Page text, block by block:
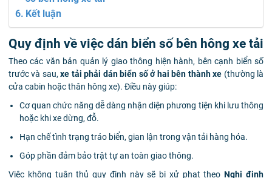
Kết luận
Quy định về việc dán biển số bên hông xe tải
Theo các văn bản quản lý giao thông hiện hành, bên cạnh biển số
trước và sau,xe tải phải dán biển số ở hai bên thành xe (thường là
cửa cabin hoặc thân hông xe). Điều này giúp:
Cơ quan chức năng dễ dàng nhận diện phương tiện khi lưu thông
hoặc khi xe dừng, đỗ.
Hạn chế tình trạng tráo biển, gian lận trong vận tải hàng hóa.
Góp phần đảm bảo trật tự an toàn giao thông.
Việc không tuân thủ quy định này sẽ bị xử phạt theoNghị định